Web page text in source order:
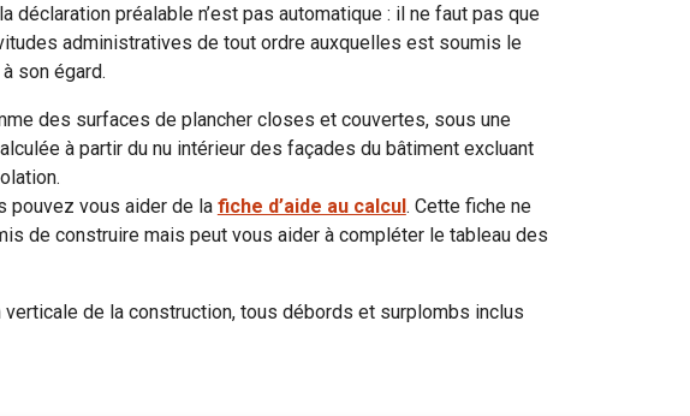
déclaration préalable n’est pas automatique : il ne faut pas que
administratives de tout ordre auxquelles est soumis le
son égard.
des surfaces de plancher closes et couvertes, sous une
à partir du nu intérieur des façades du bâtiment excluant
pouvez vous aider de la fiche d’aide au calcul. Cette fiche ne
de construire mais peut vous aider à compléter le tableau des
de la construction, tous débords et surplombs inclus